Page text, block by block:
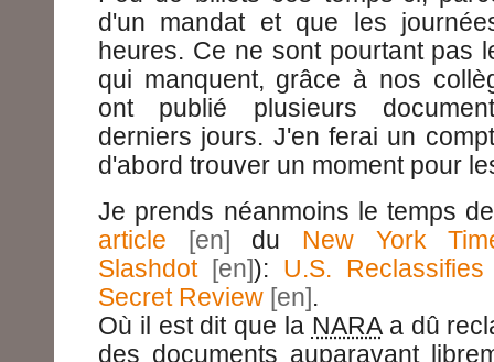
d'un mandat et que les
heures. Ce ne sont pourtant pas
qui manquent, grâce à nos
ont publié plusieurs
derniers jours. J'en ferai un
d'abord trouver un moment pour
Je prends néanmoins le temps
article
du New York
Slashdot
): U.S.
Secret Review
.
Où il est dit que la NARAa dû
des documents auparavant